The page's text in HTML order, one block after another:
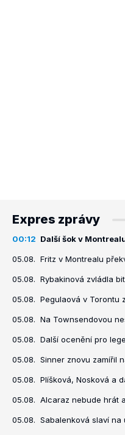
Expres zprávy
00:12 Další šok v
05.08. Fritz v Montrealu
05.08. Rybakinová zvládla
05.08. Pegulaová v Torontu
05.08. Na Townsendovou
05.08. Další ocenění pro
05.08. Sinner znovu zamířil
05.08. Plíšková, Nosková a
05.08. Alcaraz nebude hrát
05.08. Sabalenková slaví na